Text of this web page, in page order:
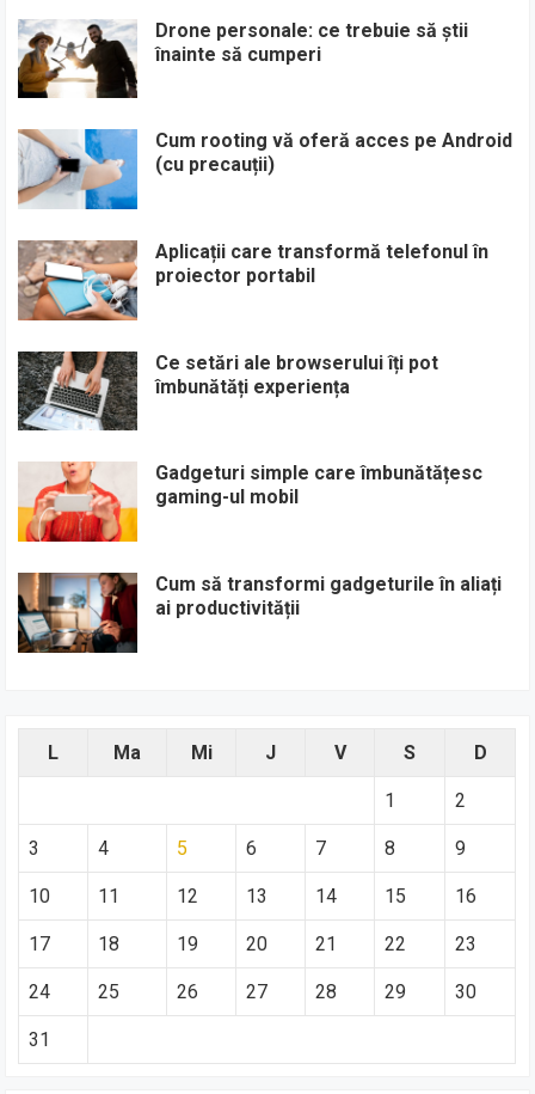
Drone personale: ce trebuie să știi
înainte să cumperi
Cum rooting vă oferă acces pe Android
(cu precauții)
Aplicații care transformă telefonul în
proiector portabil
Ce setări ale browserului îți pot
îmbunătăți experiența
Gadgeturi simple care îmbunătățesc
gaming-ul mobil
Cum să transformi gadgeturile în aliați
ai productivității
L Ma Mi J V S D
1 2
3 4 5 6 7 8 9
10 11 12 13 14 15 16
17 18 19 20 21 22 23
24 25 26 27 28 29 30
31